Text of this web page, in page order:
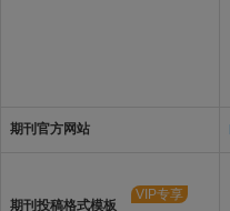
期刊官方网站
期刊投稿格式模板
VIP专享